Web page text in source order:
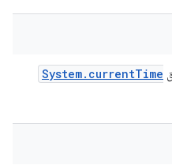
System. currentTime